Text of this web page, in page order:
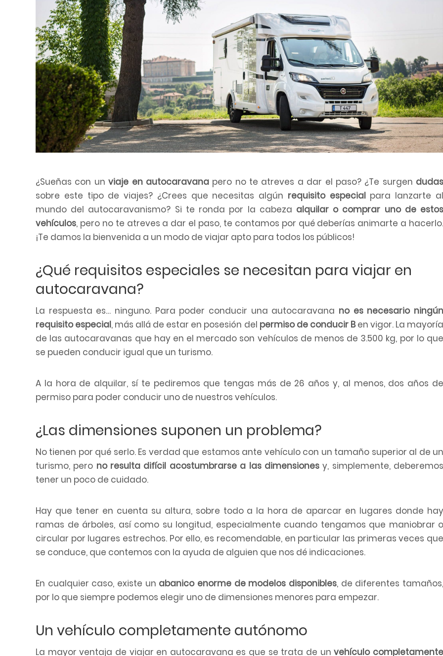
personas
discapacidad
pantalla;
Presione
accesibilidad.
¿Sueñas con unviaje en autocaravanapero no te atreves a dar el paso? ¿Te surgen dudas
sobre este tipo de viajes? ¿Crees que necesitas algún requisito especialpara lanzarte al
mundo del autocaravanismo? Si te ronda por la cabeza alquilar o comprar uno de estos
vehículos, pero no te atreves a dar el paso, te contamos por qué deberías animarte a hacerlo.
¡Te damos la bienvenida a un modo de viajar apto para todos los públicos!
¿Qué requisitos especiales se necesitan para viajar en
autocaravana?
La respuesta es… ninguno. Para poder conducir una autocaravana no es necesario ningún
requisito especial, más allá de estar en posesión del permiso de conducir Ben vigor. La mayoría
de las autocaravanas que hay en el mercado son vehículos de menos de 3.500 kg, por lo que
se pueden conducir igual que un turismo.
A la hora de alquilar, sí te pediremos que tengas más de 26 años y, al menos, dos años de
permiso para poder conducir uno de nuestros vehículos.
¿Las dimensiones suponen un problema?
No tienen por qué serlo. Es verdad que estamos ante vehículo con un tamaño superior al de un
turismo, pero no resulta difícil acostumbrarse a las dimensionesy, simplemente, deberemos
tener un poco de cuidado.
Hay que tener en cuenta su altura, sobre todo a la hora de aparcar en lugares donde hay
ramas de árboles, así como su longitud, especialmente cuando tengamos que maniobrar o
circular por lugares estrechos. Por ello, es recomendable, en particular las primeras veces que
se conduce, que contemos con la ayuda de alguien que nos dé indicaciones.
En cualquier caso, existe un abanico enorme de modelos disponibles, de diferentes tamaños,
por lo que siempre podemos elegir uno de dimensiones menores para empezar.
Un vehículo completamente autónomo
La mayor ventaja de viajar en autocaravana es que se trata de unvehículo completamente